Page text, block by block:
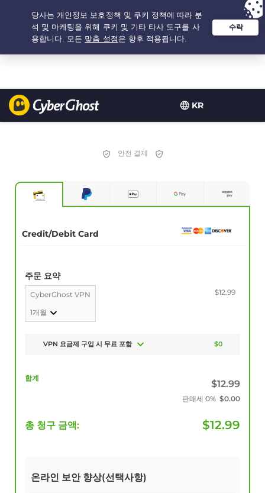
KR
추천 옵션: 최저가 - 2.1666666666667년 $ 2.19 /개월
안전 결제
Credit/Debit Card
주문 요약
CyberGhost VPN
1개월
$12.99
VPN 요금제 구입 시 무료 포함 $0
합계
$12.99
판매세 0% $0.00
총 청구 금액: $12.99
온라인 보안 향상(선택사항)